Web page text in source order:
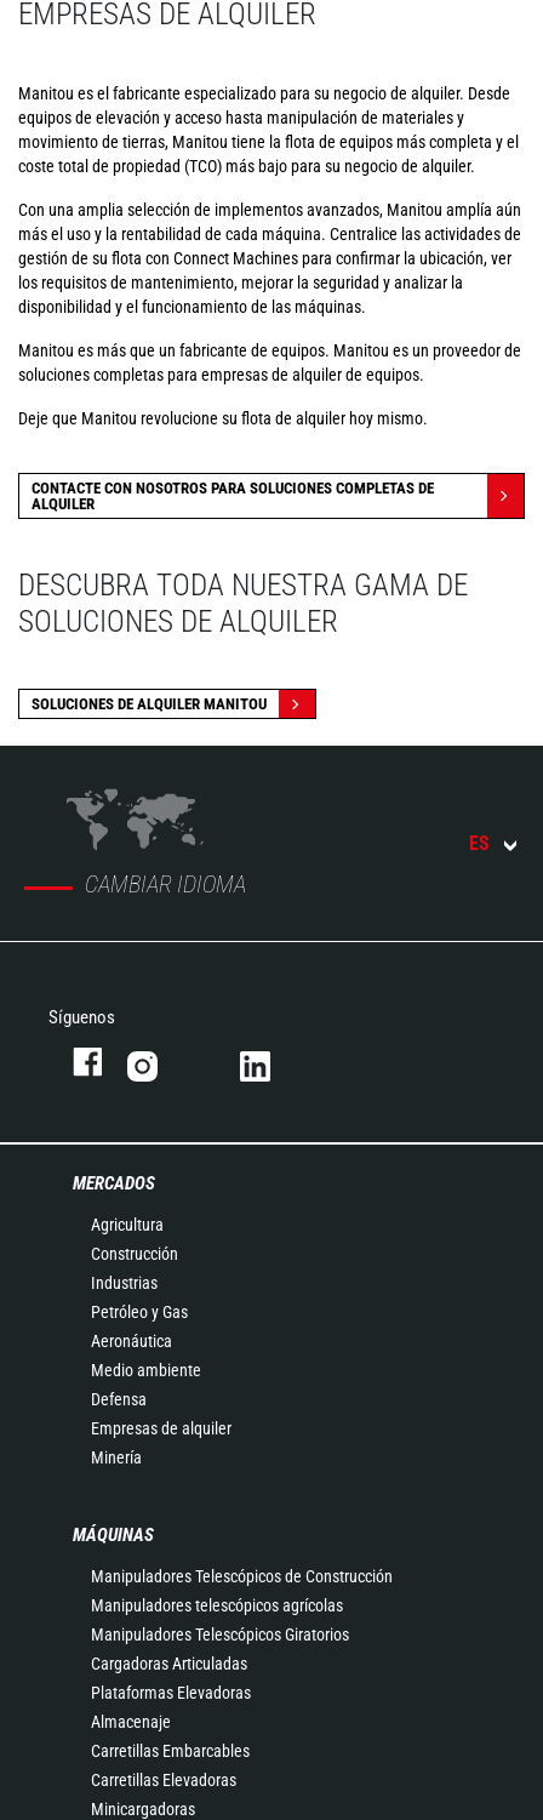
EMPRESAS DE ALQUILER
Manitou es el fabricante especializado para su negocio de alquiler. Desde
equipos de elevación y acceso hasta manipulación de materiales y
movimiento de tierras, Manitou tiene la flota de equipos más completa y el
coste total de propiedad (TCO) más bajo para su negocio de alquiler.
Con una amplia selección de implementos avanzados, Manitou amplía aún
más el uso y la rentabilidad de cada máquina. Centralice las actividades de
gestión de su flota con Connect Machines para confirmar la ubicación, ver
los requisitos de mantenimiento, mejorar la seguridad y analizar la
disponibilidad y el funcionamiento de las máquinas.
Manitou es más que un fabricante de equipos. Manitou es un proveedor de
soluciones completas para empresas de alquiler de equipos.
Deje que Manitou revolucione su flota de alquiler hoy mismo.
CONTACTE CON NOSOTROS PARA SOLUCIONES COMPLETAS DE
ALQUILER
DESCUBRA TODA NUESTRA GAMA DE
SOLUCIONES DE ALQUILER
SOLUCIONES DE ALQUILER MANITOU
CAMBIAR IDIOMA
ES
Síguenos
MERCADOS
Agricultura
Construcción
Industrias
Petróleo y Gas
Aeronáutica
Medio ambiente
Defensa
Empresas de alquiler
Minería
MÁQUINAS
Manipuladores Telescópicos de Construcción
Manipuladores telescópicos agrícolas
Manipuladores Telescópicos Giratorios
Cargadoras Articuladas
Plataformas Elevadoras
Almacenaje
Carretillas Embarcables
Carretillas Elevadoras
Minicargadoras